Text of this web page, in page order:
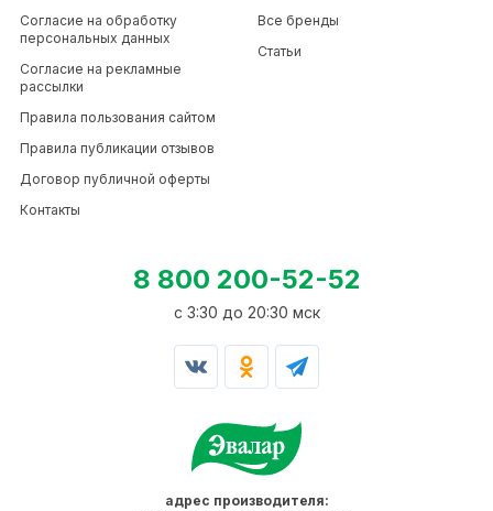
адрес производителя:
Согласие на обработку
персональных данных
Согласие на рекламные
рассылки
Правила пользования сайтом
Правила публикации отзывов
Договор публичной оферты
Контакты
Все бренды
Статьи
8 800 200-52-52
c 3:30 до 20:30 мск